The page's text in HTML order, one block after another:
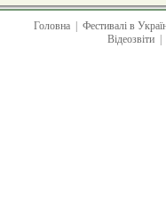
Головна
Фестивалі в
Відеозвіти